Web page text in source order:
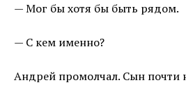
— Мог бы хотя бы быть рядом.
— С кем именно?
Андрей промолчал. Сын почти